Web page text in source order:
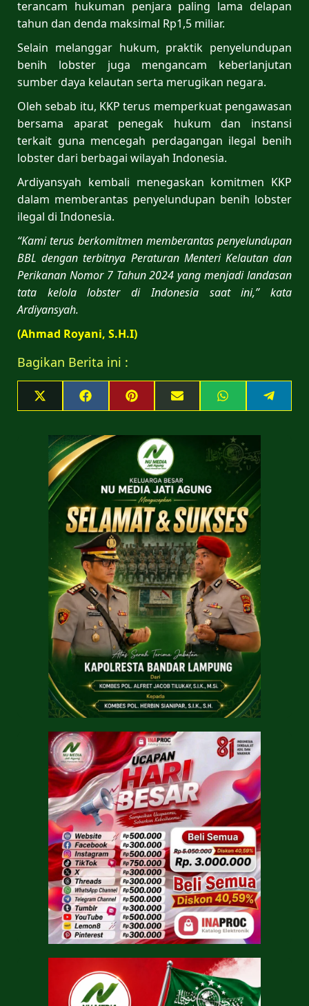
terancam hukuman penjara paling lama delapan
tahun dan denda maksimal Rp1,5 miliar.
Selain melanggar hukum, praktik penyelundupan
benih lobster juga mengancam keberlanjutan
sumber daya kelautan serta merugikan negara.
Oleh sebab itu, KKP terus memperkuat pengawasan
bersama aparat penegak hukum dan instansi
terkait guna mencegah perdagangan ilegal benih
lobster dari berbagai wilayah Indonesia.
Ardiyansyah kembali menegaskan komitmen KKP
dalam memberantas penyelundupan benih lobster
ilegal di Indonesia.
“Kami terus berkomitmen memberantas penyelundupan
BBL dengan terbitnya Peraturan Menteri Kelautan dan
Perikanan Nomor 7 Tahun 2024 yang menjadi landasan
tata kelola lobster di Indonesia saat ini,” kata
Ardiyansyah.
(Ahmad Royani, S.H.I)
Bagikan Berita ini :